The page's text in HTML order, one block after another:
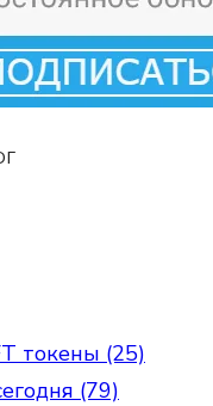
токены (25)
(79)